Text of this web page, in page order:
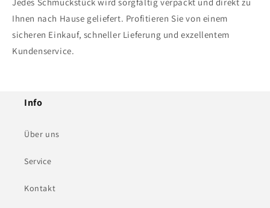
Ihnen nach Hause geliefert. Profitieren Sie von einem
sicheren Einkauf, schneller Lieferung und exzellentem
Kundenservice.
Info
Über uns
Service
Kontakt